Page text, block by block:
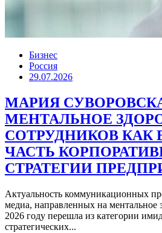
Бизнес
Россия
29.07.2026
МАРИЯ
МЕНТАЛЬНОЕ
СОТРУДНИКОВ КАК
ЧАСТЬ
СТРАТЕГИИ
Актуальность коммуникационных
медиа, направленных на ментальное
2026 году перешла из категории
стратегических...